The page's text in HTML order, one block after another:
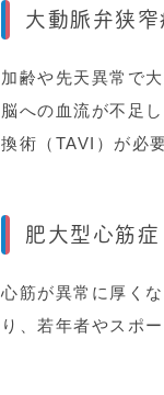
大動脈弁狭窄
加齢や先天異常で
脳への血流が不足
換術（TAVI）が必
肥大型心筋症
心筋が異常に厚く
り、若年者やスポ